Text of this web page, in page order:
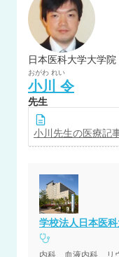
おがわ れい
小川 令
先生
小川 先生の医療記
学校法人日本医